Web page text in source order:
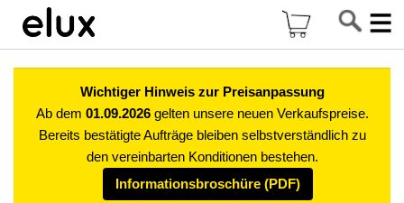
Mein
Wichtiger Hinweis zur Preisanpassung
Ab dem 01.09.2026gelten unsere neuen Verkaufspreise.
Bereits bestätigte Aufträge bleiben selbstverständlich zu
den vereinbarten Konditionen bestehen.
Informationsbroschüre (PDF)